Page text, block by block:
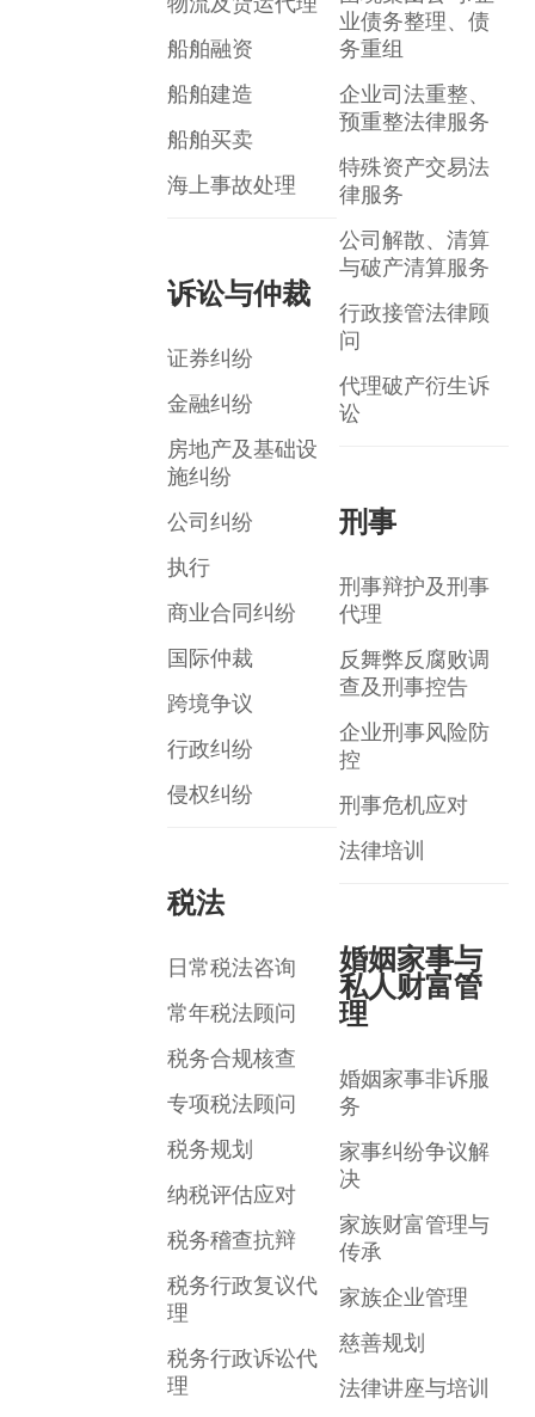
船舶融资
船舶建造
船舶买卖
海上事故处理
业债务整理、债
务重组
企业司法重整、
预重整法律服务
特殊资产交易法
律服务
公司解散、清算
与破产清算服务
行政接管法律顾
问
代理破产衍生诉
讼
诉讼与仲裁
证券纠纷
金融纠纷
房地产及基础设
施纠纷
公司纠纷
执行
商业合同纠纷
国际仲裁
跨境争议
行政纠纷
侵权纠纷
刑事
刑事辩护及刑事
代理
反舞弊反腐败调
查及刑事控告
企业刑事风险防
控
刑事危机应对
法律培训
税法
日常税法咨询
常年税法顾问
税务合规核查
专项税法顾问
税务规划
纳税评估应对
税务稽查抗辩
税务行政复议代
理
税务行政诉讼代
理
婚姻家事与
私人财富管
理
婚姻家事非诉服
务
家事纠纷争议解
决
家族财富管理与
传承
家族企业管理
慈善规划
法律讲座与培训